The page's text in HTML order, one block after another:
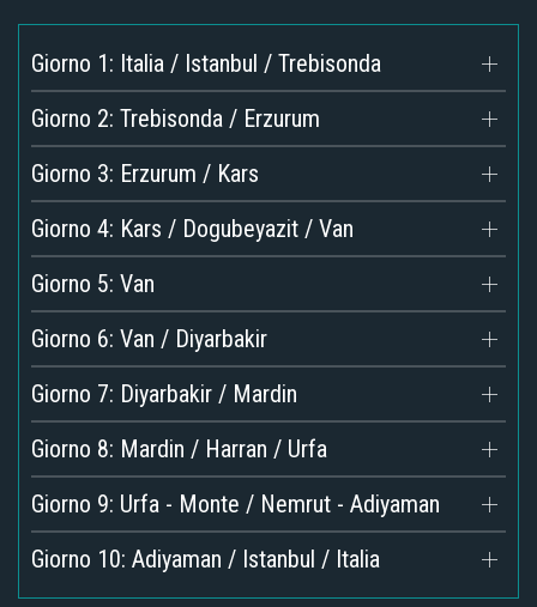
Giorno 1: Italia / Istanbul / Trebisonda
Giorno 2: Trebisonda / Erzurum
Giorno 3: Erzurum / Kars
Giorno 4: Kars / Dogubeyazit / Van
Giorno 5: Van
Giorno 6: Van / Diyarbakir
Giorno 7: Diyarbakir / Mardin
Giorno 8: Mardin / Harran / Urfa
Giorno 9: Urfa - Monte / Nemrut - Adiyaman
Giorno 10: Adiyaman / Istanbul / Italia